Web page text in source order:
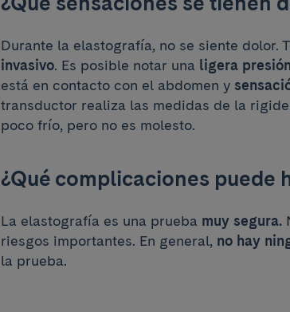
Durante la elastografía, no se siente dolor.
invasivo. Es posible notar una ligera presión
está en contacto con el abdomen y
transductor realiza las medidas de la
poco frío, pero no es molesto.
¿Qué complicaciones puede
La elastografía es una prueba muy segura.
riesgos importantes. En general, no hay
la prueba.